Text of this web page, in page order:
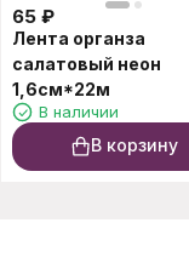
65 ₽
Лента органза
салатовый неон
1,6см*22м
В наличии
В корзину